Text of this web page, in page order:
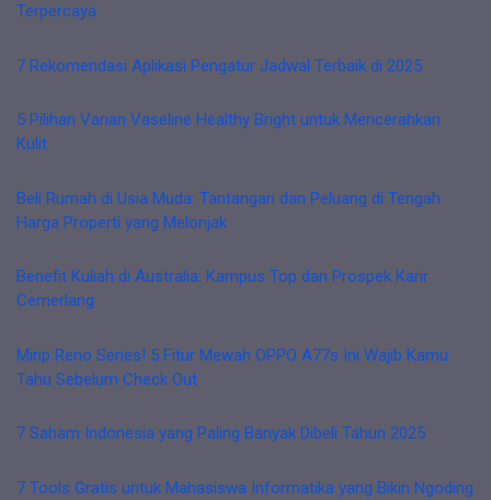
Terpercaya
7 Rekomendasi Aplikasi Pengatur Jadwal Terbaik di 2025
5 Pilihan Varian Vaseline Healthy Bright untuk Mencerahkan
Kulit
Beli Rumah di Usia Muda: Tantangan dan Peluang di Tengah
Harga Properti yang Melonjak
Benefit Kuliah di Australia: Kampus Top dan Prospek Karir
Cemerlang
Mirip Reno Series! 5 Fitur Mewah OPPO A77s Ini Wajib Kamu
Tahu Sebelum Check Out
7 Saham Indonesia yang Paling Banyak Dibeli Tahun 2025
7 Tools Gratis untuk Mahasiswa Informatika yang Bikin Ngoding